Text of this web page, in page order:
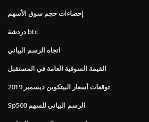
إحصاءات حجم سوق الأسهم
دردشة btc
اتجاه الرسم البياني
القيمة السوقية العامة في المستقبل
توقعات أسعار البيتكوين ديسمبر 2019
Sp500 الرسم البياني للسهم